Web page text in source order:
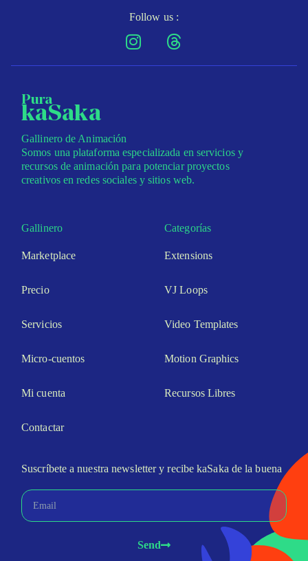
Follow us :
Pura
kaSaka
Gallinero de Animación
Somos una plataforma especializada en servicios y
recursos de animación para potenciar proyectos
creativos en redes sociales y sitios web.
Gallinero
Marketplace
Precio
Servicios
Micro-cuentos
Mi cuenta
Contactar
Categorías
Extensions
VJ Loops
Video Templates
Motion Graphics
Recursos Libres
Suscríbete a nuestra newsletter y recibe kaSaka de la buena
Send